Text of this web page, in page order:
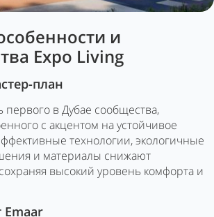
и
Expo Living
план
первого в Дубае сообщества,
с акцентом на устойчивое
технологии, экологичные
и материалы снижают
высокий уровень комфорта и
Emaar